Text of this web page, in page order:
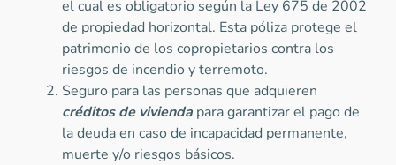
el cual es obligatorio según la Ley 675 de 2002
de propiedad horizontal. Esta póliza protege el
patrimonio de los copropietarios contra los
riesgos de incendio y terremoto.
Seguro para las personas que adquieren
créditos de vivienda para garantizar el pago de
la deuda en caso de incapacidad permanente,
muerte y/o riesgos básicos.